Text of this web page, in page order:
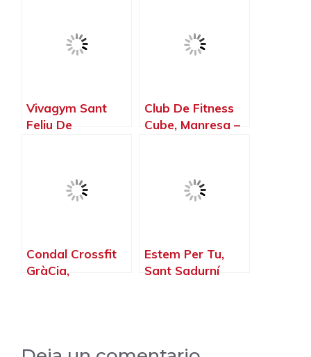
Vivagym Sant
Feliu De
Feliu de
Club De Fitness
Cube, Manresa –
Condal Crossfit
GràCia,
Estem Per Tu,
Sant Sadurní